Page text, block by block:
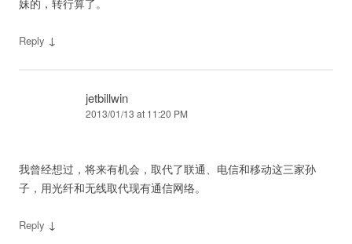
妹的，转行算了。
Reply ↓
jetbillwin
2013/01/13 at 11:20 PM
我曾经想过，将来有机会，取代了联通、电信和移动这三家孙
子，用光纤和无线取代现有通信网络。
Reply ↓